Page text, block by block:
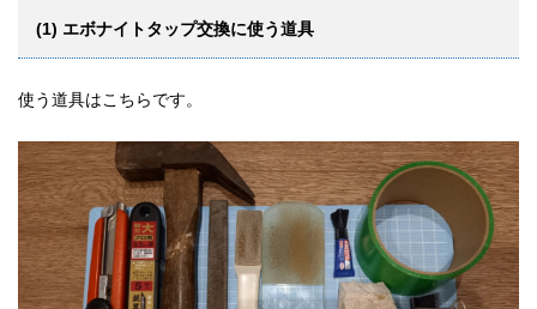
(1) エボナイトタップ交換に使う道具
使う道具はこちらです。